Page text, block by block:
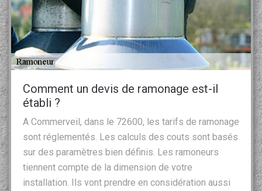
Comment un devis de ramonage est-il
établi ?
A Commerveil, dans le 72600, les tarifs de ramonage
sont réglementés. Les calculs des couts sont basés
sur des paramètres bien définis. Les ramoneurs
tiennent compte de la dimension de votre
installation. Ils vont prendre en considération aussi